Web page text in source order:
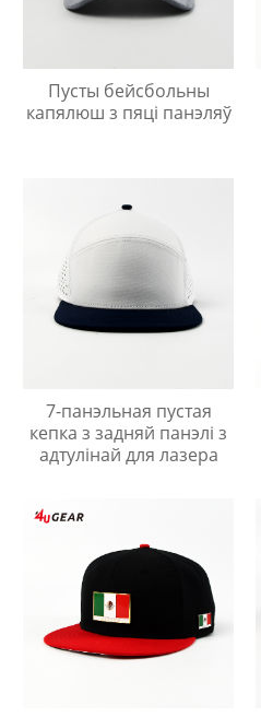
Пусты бейсбольны
капялюш з пяці панэляў
7-панэльная пустая
кепка з задняй панэлі з
адтулінай для лазера